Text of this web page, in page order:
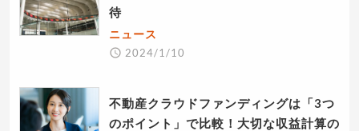
待
ニュース
2024/1/10
不動産クラウドファンディングは「3つ
のポイント」で比較！大切な収益計算の